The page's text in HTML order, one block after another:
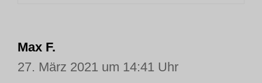
Max F.
27. März 2021 um 14:41 Uhr